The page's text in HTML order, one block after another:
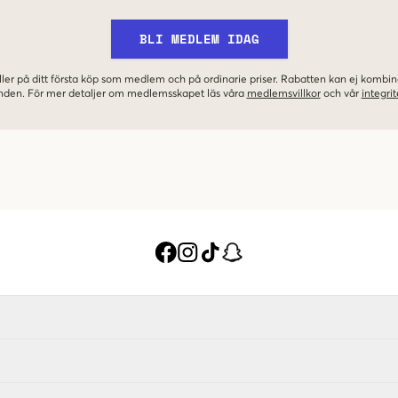
BLI MEDLEM IDAG
på ditt första köp som medlem och på ordinarie priser. Rabatten kan ej
För mer detaljer om medlemsskapet läs våra medlemsvillkor och vår